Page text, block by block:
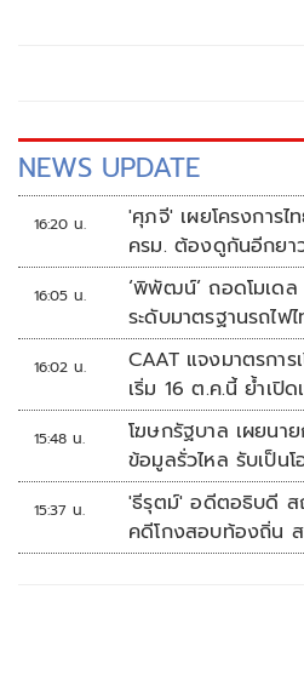
NEWS UPDATE
16:20 น.
'ศุภจี' เผยโครงการไ
ครม. ต้องดูกันอีกยา
16:05 น.
‘พิพัฒน์’ ถอดโมเด
ระดับมาตรฐานรถไฟ
16:02 น.
CAAT แจงมาตรการ
เริ่ม 16 ต.ค.นี้ ย้ำเปิ
15:48 น.
โฆษกรัฐบาล เผยนา
ข้อมูลรั่วไหล รับเป็น
ปลอดภัยข้อมูลภาครั
15:37 น.
'ธีรุตม์' อดีตอธิบดี ส
คดีโกงสอบท้องถิ่น
สัปดาห์หน้า